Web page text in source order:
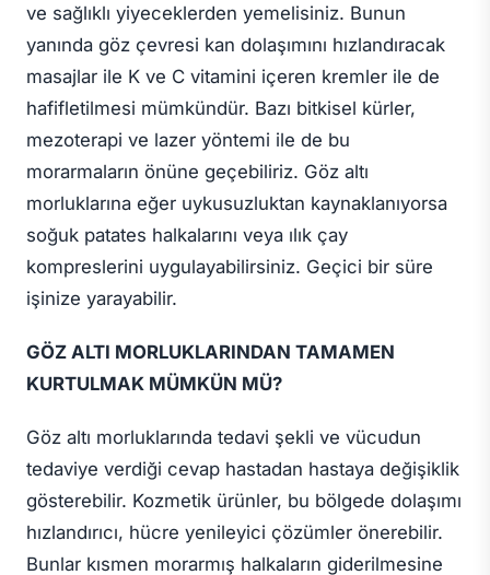
ve sağlıklı yiyeceklerden yemelisiniz. Bunun
yanında göz çevresi kan dolaşımını hızlandıracak
masajlar ile K ve C vitamini içeren kremler ile de
hafifletilmesi mümkündür. Bazı bitkisel kürler,
mezoterapi ve lazer yöntemi ile de bu
morarmaların önüne geçebiliriz. Göz altı
morluklarına eğer uykusuzluktan kaynaklanıyorsa
soğuk patates halkalarını veya ılık çay
kompreslerini uygulayabilirsiniz. Geçici bir süre
işinize yarayabilir.
GÖZ ALTI MORLUKLARINDAN TAMAMEN
KURTULMAK MÜMKÜN MÜ?
Göz altı morluklarında tedavi şekli ve vücudun
tedaviye verdiği cevap hastadan hastaya değişiklik
gösterebilir. Kozmetik ürünler, bu bölgede dolaşımı
hızlandırıcı, hücre yenileyici çözümler önerebilir.
Bunlar kısmen morarmış halkaların giderilmesine